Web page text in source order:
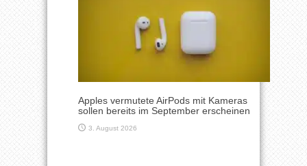
Apples vermutete AirPods mit Kameras
sollen bereits im September erscheinen
3. August 2026